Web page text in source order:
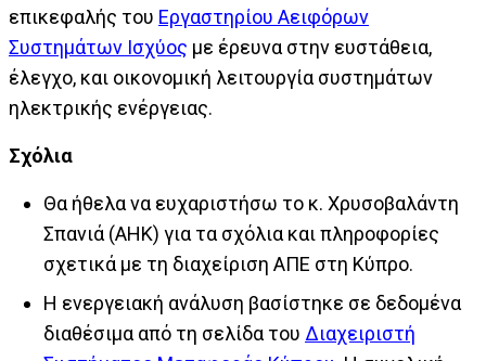
επικεφαλής του Εργαστηρίου Αειφόρων
Συστημάτων Ισχύος με έρευνα στην ευστάθεια,
έλεγχο, και οικονομική λειτουργία συστημάτων
ηλεκτρικής ενέργειας.
Σχόλια
Θα ήθελα να ευχαριστήσω το κ. Χρυσοβαλάντη
Σπανιά (ΑΗΚ) για τα σχόλια και πληροφορίες
σχετικά με τη διαχείριση ΑΠΕ στη Κύπρο.
Η ενεργειακή ανάλυση βασίστηκε σε δεδομένα
διαθέσιμα από τη σελίδα του Διαχειριστή